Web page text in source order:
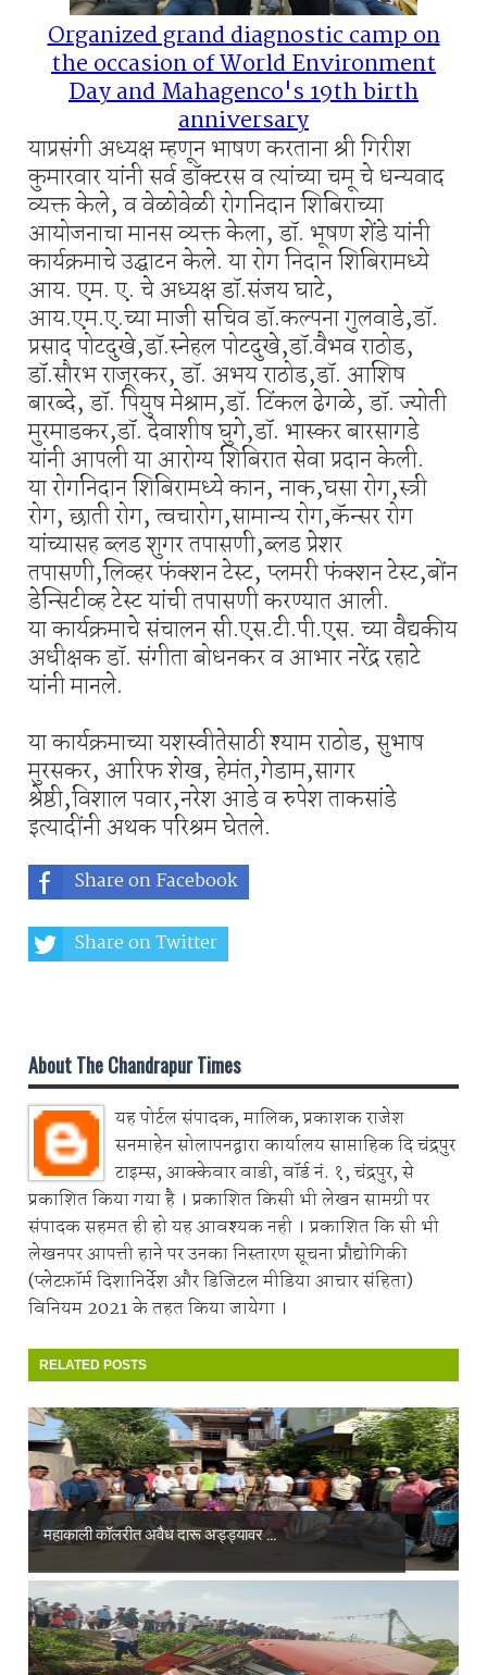
Organized grand diagnostic camp on
the occasion of World Environment
Day and Mahagenco's 19th birth
anniversary
याप्रसंगी अध्यक्ष म्हणून भाषण करताना श्री गिरीश
कुमारवार यांनी सर्व डॉक्टरस व त्यांच्या चमू चे धन्यवाद
व्यक्त केले, व वेळोवेळी रोगनिदान शिबिराच्या
आयोजनाचा मानस व्यक्त केला, डॉ. भूषण शेंडे यांनी
कार्यक्रमाचे उद्घाटन केले. या रोग निदान शिबिरामध्ये
आय. एम. ए. चे अध्यक्ष डॉ.संजय घाटे,
आय.एम.ए.च्या माजी सचिव डॉ.कल्पना गुलवाडे,डॉ.
प्रसाद पोटदुखे,डॉ.स्नेहल पोटदुखे,डॉ.वैभव राठोड,
डॉ.सौरभ राजूरकर, डॉ. अभय राठोड,डॉ. आशिष
बारब्दे, डॉ. पियुष मेश्राम,डॉ. टिंकल ढेगळे, डॉ. ज्योती
मुरमाडकर,डॉ. देवाशीष घुगे,डॉ. भास्कर बारसागडे
यांनी आपली या आरोग्य शिबिरात सेवा प्रदान केली.
या रोगनिदान शिबिरामध्ये कान, नाक,घसा रोग,स्त्री
रोग, छाती रोग, त्वचारोग,सामान्य रोग,कॅन्सर रोग
यांच्यासह ब्लड शुगर तपासणी,ब्लड प्रेशर
तपासणी,लिव्हर फंक्शन टेस्ट, प्लमरी फंक्शन टेस्ट,बोंन
डेन्सिटीव्ह टेस्ट यांची तपासणी करण्यात आली.
या कार्यक्रमाचे संचालन सी.एस.टी.पी.एस. च्या वैद्यकीय
अधीक्षक डॉ. संगीता बोधनकर व आभार नरेंद्र रहाटे
यांनी मानले.
या कार्यक्रमाच्या यशस्वीतेसाठी श्याम राठोड, सुभाष
मुरसकर, आरिफ शेख, हेमंत,गेडाम,सागर
श्रेष्ठी,विशाल पवार,नरेश आडे व रुपेश ताकसांडे
इत्यादींनी अथक परिश्रम घेतले.
Share on Facebook
Share on Twitter
About The Chandrapur Times
यह पोर्टल संपादक, मालिक, प्रकाशक राजेश
सनमाहेन सोलापनद्वारा कार्यालय साप्ताहिक दि चंद्रपुर
टाइम्स, आक्केवार वाडी, वॉर्ड नं. १, चंद्रपुर, से
प्रकाशित किया गया है । प्रकाशित किसी भी लेखन सामग्री पर
संपादक सहमत ही हो यह आवश्यक नही । प्रकाशित कि सी भी
लेखनपर आपत्ती हाने पर उनका निस्तारण सूचना प्रौद्योगिकी
(प्लेटफ़ॉर्म दिशानिर्देश और डिजिटल मीडिया आचार संहिता)
विनियम 2021 के तहत किया जायेगा ।
RELATED POSTS
महाकाली कॉलरीत अवैध दारू अड्ड्यावर ...